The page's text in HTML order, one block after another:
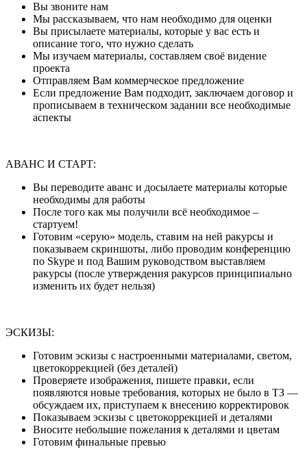
Вы звоните нам
Мы рассказываем, что нам необходимо для оценки
Вы присылаете материалы, которые у вас есть и
описание того, что нужно сделать
Мы изучаем материалы, составляем своё видение
проекта
Отправляем Вам коммерческое предложение
Если предложение Вам подходит, заключаем договор и
прописываем в техническом задании все необходимые
аспекты
АВАНС И СТАРТ:
Вы переводите аванс и досылаете материалы которые
необходимы для работы
После того как мы получили всё необходимое –
стартуем!
Готовим «серую» модель, ставим на ней ракурсы и
показываем скриншоты, либо проводим конференцию
по Skype и под Вашим руководством выставляем
ракурсы (после утверждения ракурсов принципиально
изменить их будет нельзя)
ЭСКИЗЫ:
Готовим эскизы с настроенными материалами, светом,
цветокоррекцией (без деталей)
Проверяете изображения, пишете правки, если
появляются новые требования, которых не было в ТЗ —
обсуждаем их, приступаем к внесению корректировок
Показываем эскизы с цветокоррекцией и деталями
Вносите небольшие пожелания к деталями и цветам
Готовим финальные превью